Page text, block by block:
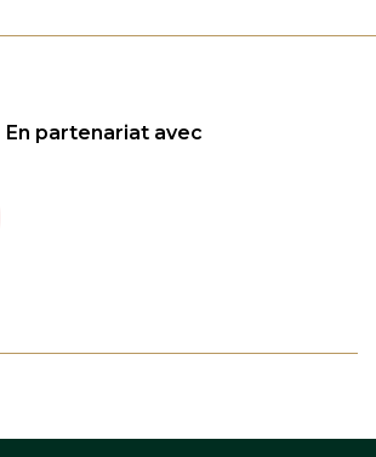
En partenariat avec